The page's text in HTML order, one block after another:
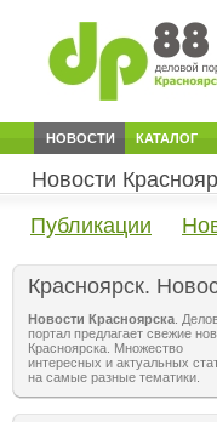
НОВОСТИ КАТАЛОГ
Новости
Публикации
Красноярск.
Новости Красноярска .
портал предлагает свежие
Красноярска. Множество
интересных и актуальных
на самые разные тематики.